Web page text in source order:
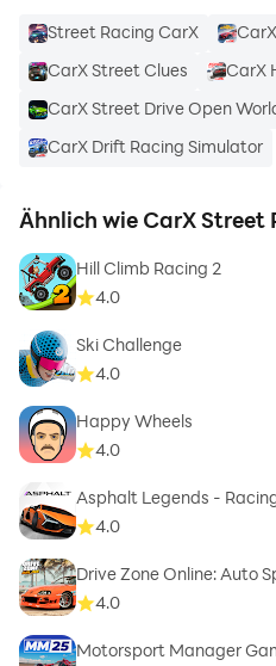
Street Racing CarX
CarX Street Clues
CarX
CarX Street Drive Open
CarX Drift Racing Simulator
Ähnlich wie CarX Street
Hill Climb Racing 2
4.0
Ski Challenge
4.0
Happy Wheels
4.0
Asphalt Legends -
4.0
Drive Zone Online: Auto
4.0
Motorsport Manager